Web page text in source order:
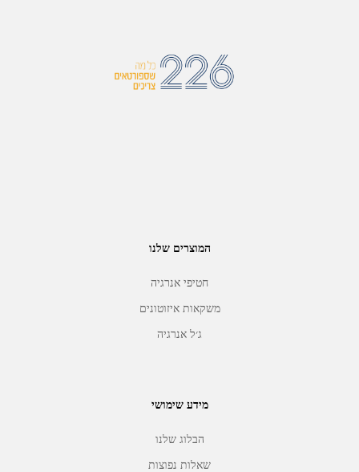
המוצרים שלנו
חטיפי אנרגיה
משקאות איזוטונים
ג׳ל אנרגיה
מידע שימושי
הבלוג שלנו
שאלות נפוצות